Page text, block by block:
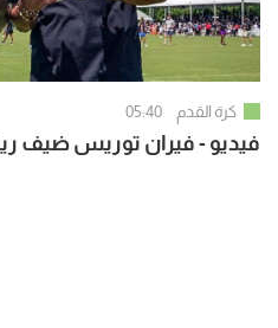
كرة القدم 05:40
فيديو - فيران توريس ضيف